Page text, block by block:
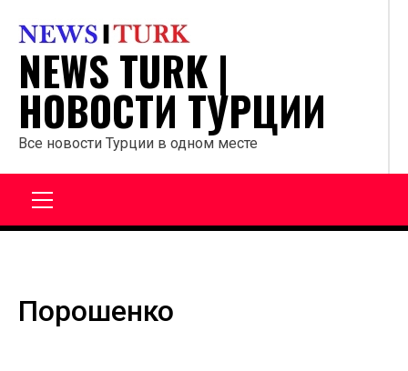
содержанию
NEWS TURK |
НОВОСТИ ТУРЦИИ
Все новости Турции в одном месте
Порошенко